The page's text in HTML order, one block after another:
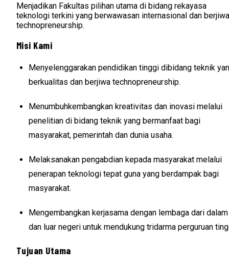
Menjadikan Fakultas pilihan utama di bidang rekayasa
teknologi terkini yang berwawasan internasional dan berjiwa
technopreneurship.
Misi Kami
Menyelenggarakan pendidikan tinggi dibidang teknik
berkualitas dan berjiwa technopreneurship.
Menumbuhkembangkan kreativitas dan inovasi melalui
penelitian di bidang teknik yang bermanfaat bagi
masyarakat, pemerintah dan dunia usaha.
Melaksanakan pengabdian kepada masyarakat melalui
penerapan teknologi tepat guna yang berdampak bagi
masyarakat.
Mengembangkan kerjasama dengan lembaga dari dalam
dan luar negeri untuk mendukung tridarma perguruan
Tujuan Utama